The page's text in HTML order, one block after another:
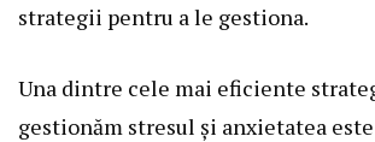
strategii pentru a le gestiona.
Una dintre cele mai eficiente
gestionăm stresul și anxietatea este